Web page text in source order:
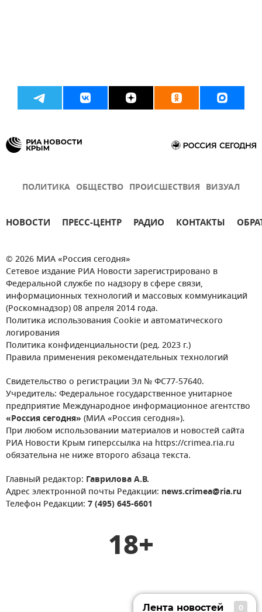
ПОЛИТИКА ОБЩЕСТВО ПРОИСШЕСТВИЯ ВИЗУАЛ
НОВОСТИ ПРЕСС-ЦЕНТР РАДИО КОНТАКТЫ
© 2026 МИА «Россия сегодня»
Сетевое издание РИА Новости зарегистрировано в
Федеральной службе по надзору в сфере связи,
информационных технологий и массовых коммуникаций
(Роскомнадзор) 08 апреля 2014 года.
Политика использования Cookie и автоматического
логирования
Политика конфиденциальности (ред. 2023 г.)
Правила применения рекомендательных технологий
Свидетельство о регистрации Эл № ФС77-57640.
Учредитель: Федеральное государственное унитарное
предприятие Международное информационное агентство
«Россия сегодня» (МИА «Россия сегодня»).
При любом использовании материалов и новостей сайта
РИА Новости Крым гиперссылка на https://crimea.ria.ru
обязательна не ниже второго абзаца текста.
Главный редактор: Гаврилова А.В.
Адрес электронной почты Редакции: news.crimea@ria.ru
Телефон Редакции: 7 (495) 645-6601
18+
Лента новостей 0